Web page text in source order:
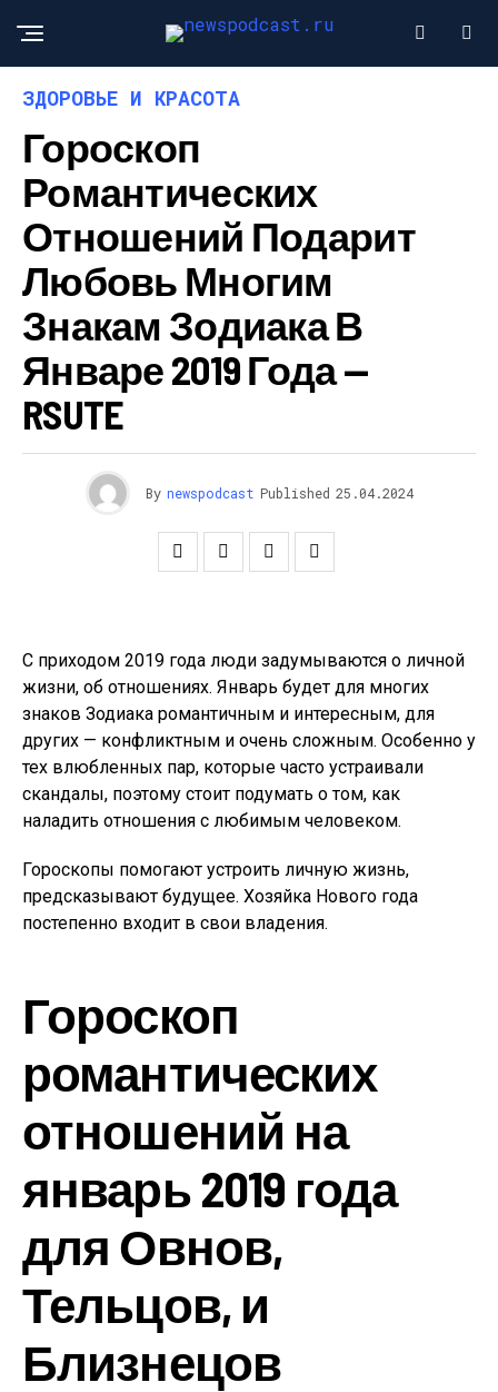
ЗДОРОВЬЕ И КРАСОТА
Гороскоп
Романтических
Отношений Подарит
Любовь Многим
Знакам Зодиака В
Январе 2019 Года —
RSUTE
By newspodcast Published 25.04.2024
С приходом 2019 года люди задумываются о личной
жизни, об отношениях. Январь будет для многих
знаков Зодиака романтичным и интересным, для
других — конфликтным и очень сложным. Особенно у
тех влюбленных пар, которые часто устраивали
скандалы, поэтому стоит подумать о том, как
наладить отношения с любимым человеком.
Гороскопы помогают устроить личную жизнь,
предсказывают будущее. Хозяйка Нового года
постепенно входит в свои владения.
Гороскоп
романтических
отношений на
январь 2019 года
для Овнов,
Тельцов, и
Близнецов